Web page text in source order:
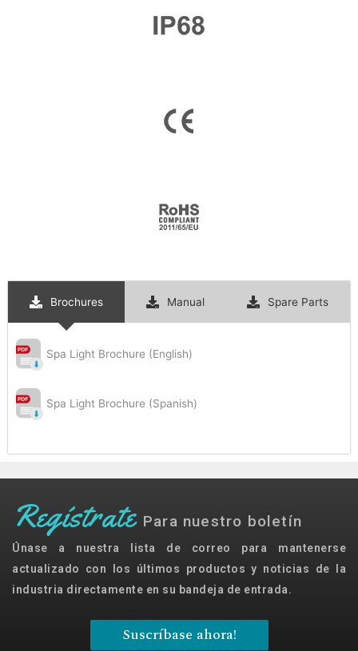
Brochures Manual Spare Parts
Spa Light Brochure (English)
Spa Light Brochure (Spanish)
Regístrate Para nuestro boletín
Únase a nuestra lista de correo para mantenerse
actualizado con los últimos productos y noticias de la
industria directamente en su bandeja de entrada.
Suscríbase ahora!